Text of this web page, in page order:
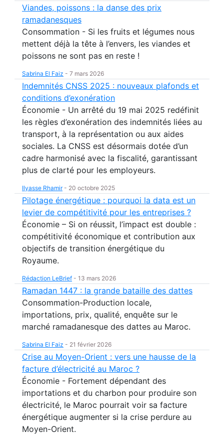
Viandes, poissons : la danse des prix
ramadanesques
Consommation - Si les fruits et légumes nous
mettent déjà la tête à l’envers, les viandes et
poissons ne sont pas en reste !
Sabrina El Faiz - 7 mars 2026
Indemnités CNSS 2025 : nouveaux plafonds et
conditions d’exonération
Économie - Un arrêté du 19 mai 2025 redéfinit
les règles d’exonération des indemnités liées au
transport, à la représentation ou aux aides
sociales. La CNSS est désormais dotée d’un
cadre harmonisé avec la fiscalité, garantissant
plus de clarté pour les employeurs.
Ilyasse Rhamir- 20 octobre 2025
Pilotage énergétique : pourquoi la data est un
levier de compétitivité pour les entreprises ?
Économie – Si on réussit, l’impact est double :
compétitivité économique et contribution aux
objectifs de transition énergétique du
Royaume.
Rédaction LeBrief - 13 mars 2026
Ramadan 1447 : la grande bataille des dattes
Consommation-Production locale,
importations, prix, qualité, enquête sur le
marché ramadanesque des dattes au Maroc.
Sabrina El Faiz - 21 février 2026
Crise au Moyen-Orient : vers une hausse de la
facture d’électricité au Maroc ?
Économie - Fortement dépendant des
importations et du charbon pour produire son
électricité, le Maroc pourrait voir sa facture
énergétique augmenter si la crise perdure au
Moyen-Orient.